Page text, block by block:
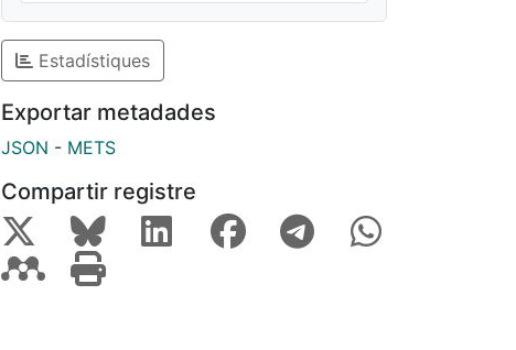
Estadístiques
Exportar metadades
JSON - METS
Compartir registre